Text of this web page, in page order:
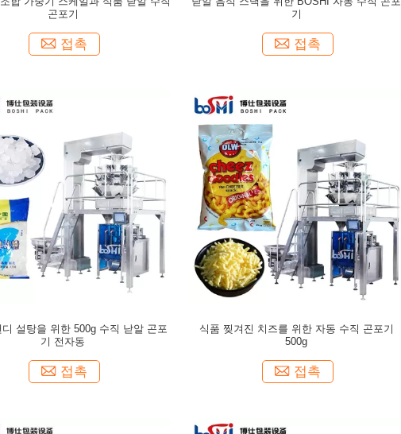
곤포기
접촉
기
접촉
설탕을 위한 500g 수직 낟알 곤포
기 전자동
접촉
식품 찢겨진 치즈를 위한 자동 수직 곤포기
500g
접촉